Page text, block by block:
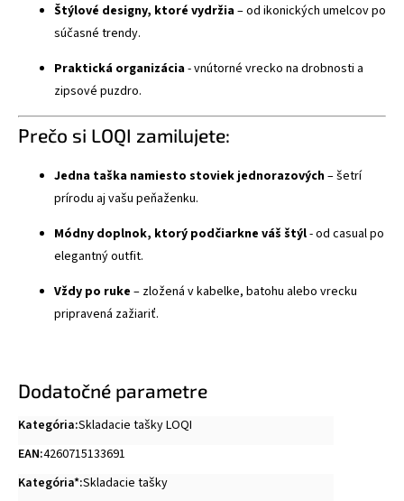
Štýlové designy, ktoré vydržia– od ikonických umelcov po
súčasné trendy.
Praktická organizácia- vnútorné vrecko na drobnosti a
zipsové puzdro.
Prečo si LOQI zamilujete:
Jedna taška namiesto stoviek jednorazových– šetrí
prírodu aj vašu peňaženku.
Módny doplnok, ktorý podčiarkne váš štýl- od casual po
elegantný outfit.
Vždy po ruke – zložená v kabelke, batohu alebo vrecku
pripravená zažiariť.
Dodatočné parametre
Kategória:Skladacie tašky LOQI
EAN:4260715133691
Kategória*:Skladacie tašky